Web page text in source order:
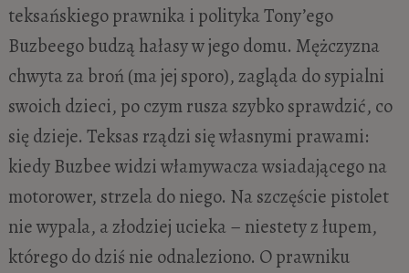
teksańskiego prawnika i polityka Tony’ego
Buzbeego budzą hałasy w jego domu. Mężczyzna
chwyta za broń (ma jej sporo), zagląda do sypialni
swoich dzieci, po czym rusza szybko sprawdzić, co
się dzieje. Teksas rządzi się własnymi prawami:
kiedy Buzbee widzi włamywacza wsiadającego na
motorower, strzela do niego. Na szczęście pistolet
nie wypala, a złodziej ucieka – niestety z łupem,
którego do dziś nie odnaleziono. O prawniku